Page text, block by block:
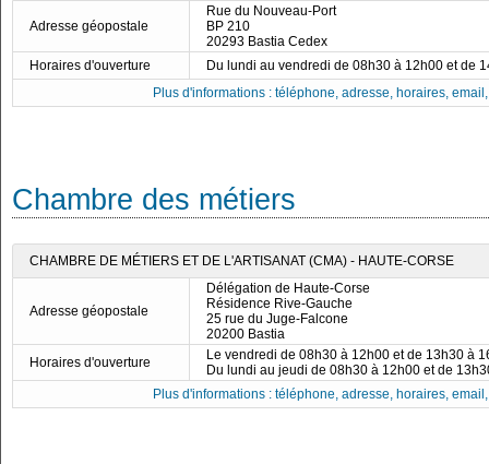
Adresse géopostale
Rue du Nouveau-Port
BP 210
20293 Bastia Cedex
Horaires d'ouverture
Du lundi au vendredi de 08h30 à 12h00 et de
Plus d'informations : téléphone, adresse, horaires,
Chambre des métiers
CHAMBRE DE MÉTIERS ET DE L'ARTISANAT (CMA) - HAUTE-CORSE
Adresse géopostale
Délégation de Haute-Corse
Résidence Rive-Gauche
25 rue du Juge-Falcone
20200 Bastia
Horaires d'ouverture
Le vendredi de 08h30 à 12h00 et de 13h30 à
Du lundi au jeudi de 08h30 à 12h00 et de
Plus d'informations : téléphone, adresse, horaires,